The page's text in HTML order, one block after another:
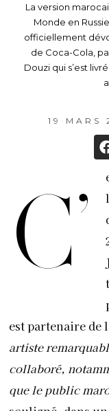
La version
Monde en
officiellement
de Coca-Cola,
Douzi qui s’est
19 MARS
C’
est partenaire de
artiste
collaboré,
que le public